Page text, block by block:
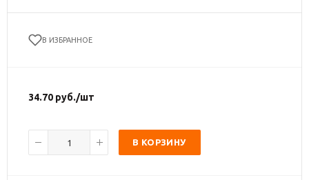
В ИЗБРАННОЕ
34.70 руб./шт
В КОРЗИНУ